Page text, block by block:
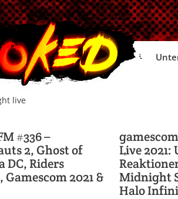
live
#336 –
2, Ghost of
DC, Riders
2021 &
Live 2021:
Midnight
Halo